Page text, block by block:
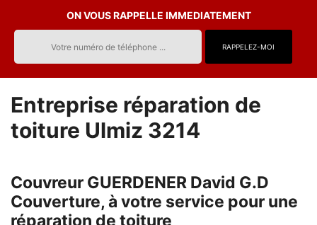
ON VOUS RAPPELLE IMMEDIATEMENT
Entreprise réparation de
toiture Ulmiz 3214
Couvreur GUERDENER David G.D
Couverture, à votre service pour une
réparation de toiture